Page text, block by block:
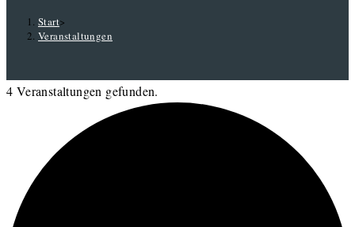
Start>
Veranstaltungen
4 Veranstaltungen gefunden.